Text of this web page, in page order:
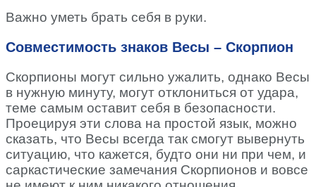
Важно уметь брать себя в руки.
Совместимость знаков Весы – Скорпион
Скорпионы могут сильно ужалить, однако Весы
в нужную минуту, могут отклониться от удара,
теме самым оставит себя в безопасности.
Проецируя эти слова на простой язык, можно
сказать, что Весы всегда так смогут вывернуть
ситуацию, что кажется, будто они ни при чем, и
саркастические замечания Скорпионов и вовсе